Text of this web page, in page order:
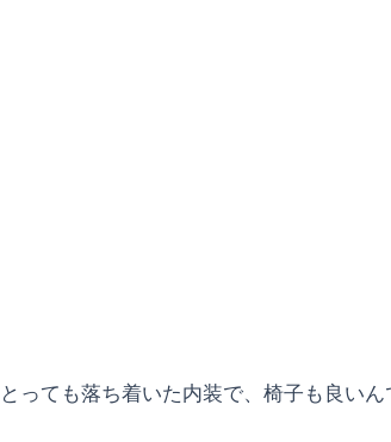
とっても落ち着いた内装で、椅子も良い